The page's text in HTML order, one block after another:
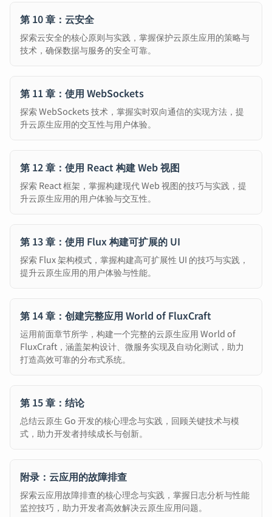
第 10 章：云安全
探索云安全的核心原则与实践，掌握保护云原生应用的策略与
技术，确保数据与服务的安全可靠。
第 11 章：使用 WebSockets
探索 WebSockets 技术，掌握实时双向通信的实现方法，提
升云原生应用的交互性与用户体验。
第 12 章：使用 React 构建 Web 视图
探索 React 框架，掌握构建现代 Web 视图的技巧与实践，提
升云原生应用的用户体验与交互性。
第 13 章：使用 Flux 构建可扩展的 UI
探索 Flux 架构模式，掌握构建高可扩展性 UI 的技巧与实践，
提升云原生应用的用户体验与性能。
第 14 章：创建完整应用 World of FluxCraft
运用前面章节所学，构建一个完整的云原生应用 World of
FluxCraft，涵盖架构设计、微服务实现及自动化测试，助力
打造高效可靠的分布式系统。
第 15 章：结论
总结云原生 Go 开发的核心理念与实践，回顾关键技术与模
式，助力开发者持续成长与创新。
附录：云应用的故障排查
探索云应用故障排查的核心理念与实践，掌握日志分析与性能
监控技巧，助力开发者高效解决云原生应用问题。